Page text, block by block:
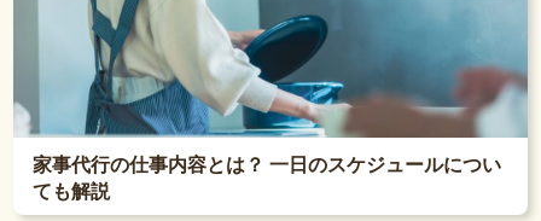
家事代行の仕事内容とは？ 一日のスケジュールについ
ても解説